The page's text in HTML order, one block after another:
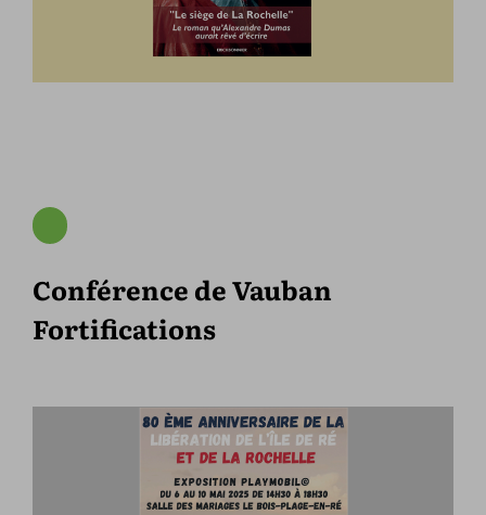
Conférence de Vauban
Fortifications